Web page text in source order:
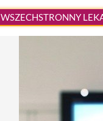
WSZECHSTRONNY